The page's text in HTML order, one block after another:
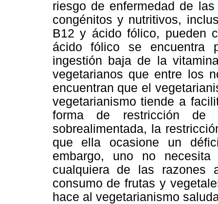
riesgo de enfermedad de
congénitos y nutritivos,
B12 y ácido fólico, pueden
ácido fólico se encuentra
ingestión baja de la
vegetarianos que entre los
encuentran que el
vegetarianismo tiende a
forma de restricción de
sobrealimentada, la
que ella ocasione un
embargo, uno no
cualquiera de las razones
consumo de frutas y
hace al vegetarianismo